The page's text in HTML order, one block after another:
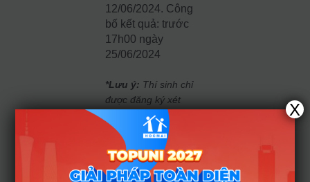
12/06/2024. Công
bố kết quả: trước
17h00 ngày
25/06/2024
*Lưu ý: Thí sinh chỉ
được đăng ký xét
tuyển vào một
ngành theo diện
XTT2, XTT3. Nếu
đáp ứng điều kiện
và đã đăng kí xét
X